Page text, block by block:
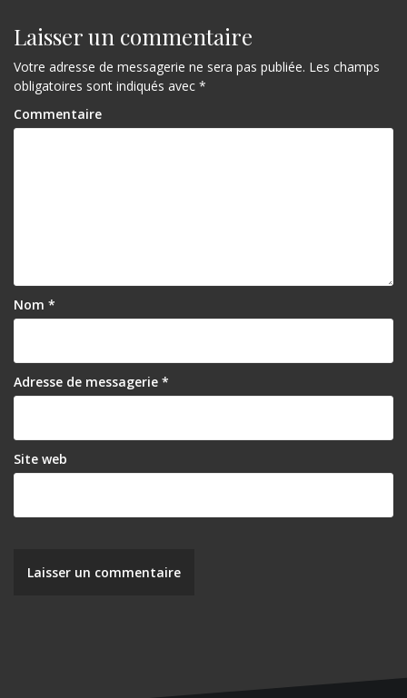
i
g
a
t
e
l
a
r
t
i
l
Laisser un commentaire
Votre adresse de messagerie ne sera pas publiée. Les champs
obligatoires sont indiqués avec *
Commentaire
Nom *
Adresse de messagerie *
Site web